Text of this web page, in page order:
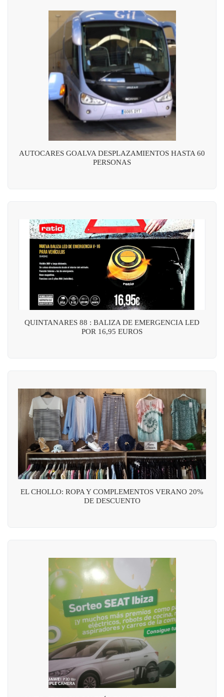
AUTOCARES GOALVA DESPLAZAMIENTOS HASTA 60
PERSONAS
QUINTANARES 88 : BALIZA DE EMERGENCIA LED
POR 16,95 EUROS
EL CHOLLO: ROPA Y COMPLEMENTOS VERANO 20%
DE DESCUENTO